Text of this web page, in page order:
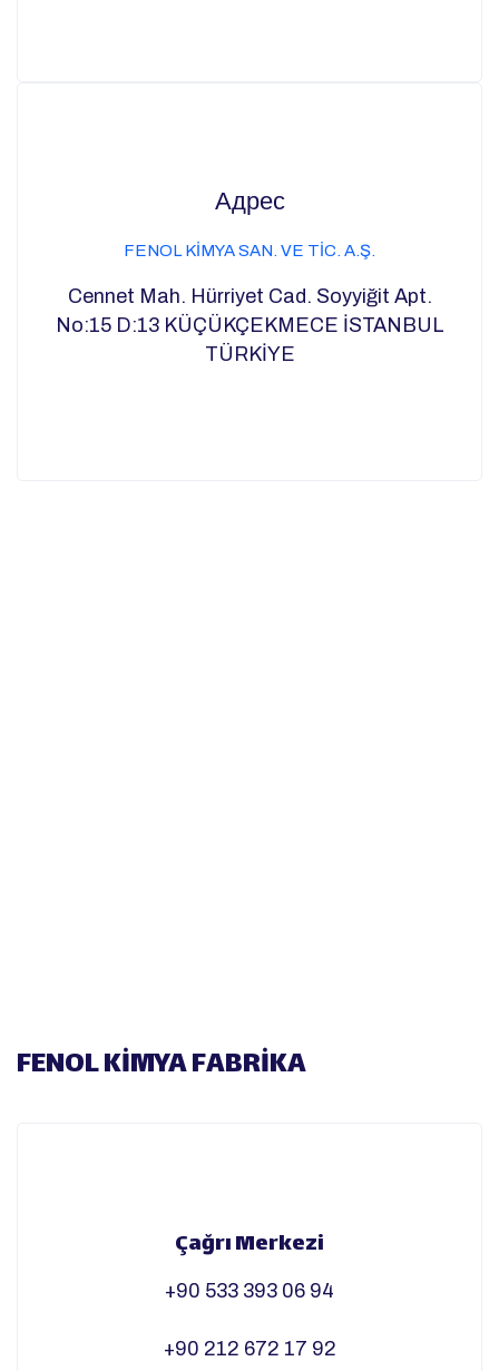
Адрес
FENOL KİMYA SAN. VE TİC. A.Ş.
Cennet Mah. Hürriyet Cad. Soyyiğit Apt.
No:15 D:13 KÜÇÜKÇEKMECE İSTANBUL
TÜRKİYE
FENOL KİMYA FABRİKA
Çağrı Merkezi
+90 533 393 06 94
+90 212 672 17 92